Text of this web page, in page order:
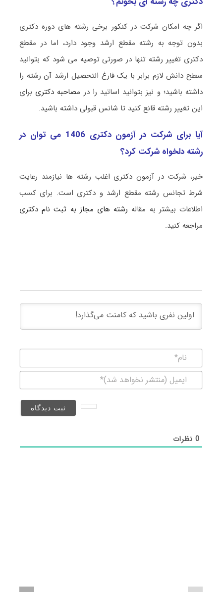
اگر چه امکان شرکت در کنکور برخی رشته های دوره دکتری
بدون توجه به رشته مقطع ارشد وجود دارد، اما در مقطع
دکتری تغییر رشته تنها در صورتی توصیه می شود که بتوانید
سطح دانش لازم برابر با یک فارغ التحصیل ارشد آن رشته را
داشته باشید؛ و نیز بتوانید اساتید را در مصاحبه دکتری برای
این تغییر رشته قانع کنید تا شانس قبولی داشته باشید.
آیا برای شرکت در آزمون دکتری 1406 می توان در
رشته دلخواه شرکت کرد؟
خیر، شرکت در آزمون دکتری اغلب رشته ها نیازمند رعایت
شرط تجانس رشته مقطع ارشد و دکتری است. برای کسب
اطلاعات بیشتر به مقاله رشته های مجاز به ثبت نام دکتری
مراجعه کنید.
(منتشر
0نظرات